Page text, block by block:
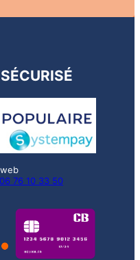
06 76 10 33 50